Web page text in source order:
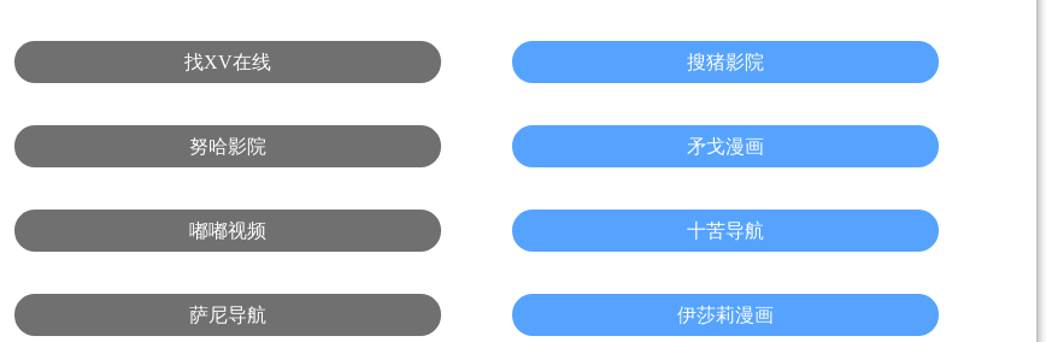
找XV在线 搜猪影院
努哈影院 矛戈漫画
嘟嘟视频 十苦导航
萨尼导航 伊莎莉漫画